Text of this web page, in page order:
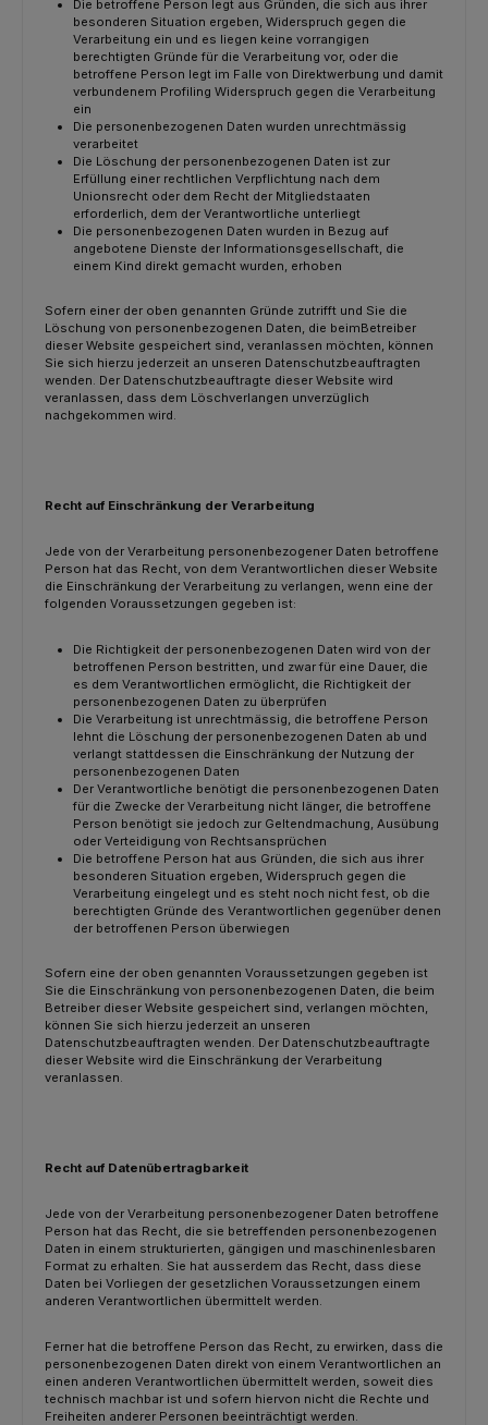
Die betroffene Person legt aus Gründen, die sich aus ihrer
besonderen Situation ergeben, Widerspruch gegen die
Verarbeitung ein und es liegen keine vorrangigen
berechtigten Gründe für die Verarbeitung vor, oder die
betroffene Person legt im Falle von Direktwerbung und damit
verbundenem Profiling Widerspruch gegen die Verarbeitung
ein
Die personenbezogenen Daten wurden unrechtmässig
verarbeitet
Die Löschung der personenbezogenen Daten ist zur
Erfüllung einer rechtlichen Verpflichtung nach dem
Unionsrecht oder dem Recht der Mitgliedstaaten
erforderlich, dem der Verantwortliche unterliegt
Die personenbezogenen Daten wurden in Bezug auf
angebotene Dienste der Informationsgesellschaft, die
einem Kind direkt gemacht wurden, erhoben
Sofern einer der oben genannten Gründe zutrifft und Sie die
Löschung von personenbezogenen Daten, die beimBetreiber
dieser Website gespeichert sind, veranlassen möchten, können
Sie sich hierzu jederzeit an unseren Datenschutzbeauftragten
wenden. Der Datenschutzbeauftragte dieser Website wird
veranlassen, dass dem Löschverlangen unverzüglich
nachgekommen wird.
Recht auf Einschränkung der Verarbeitung
Jede von der Verarbeitung personenbezogener Daten betroffene
Person hat das Recht, von dem Verantwortlichen dieser Website
die Einschränkung der Verarbeitung zu verlangen, wenn eine der
folgenden Voraussetzungen gegeben ist:
Die Richtigkeit der personenbezogenen Daten wird von der
betroffenen Person bestritten, und zwar für eine Dauer, die
es dem Verantwortlichen ermöglicht, die Richtigkeit der
personenbezogenen Daten zu überprüfen
Die Verarbeitung ist unrechtmässig, die betroffene Person
lehnt die Löschung der personenbezogenen Daten ab und
verlangt stattdessen die Einschränkung der Nutzung der
personenbezogenen Daten
Der Verantwortliche benötigt die personenbezogenen Daten
für die Zwecke der Verarbeitung nicht länger, die betroffene
Person benötigt sie jedoch zur Geltendmachung, Ausübung
oder Verteidigung von Rechtsansprüchen
Die betroffene Person hat aus Gründen, die sich aus ihrer
besonderen Situation ergeben, Widerspruch gegen die
Verarbeitung eingelegt und es steht noch nicht fest, ob die
berechtigten Gründe des Verantwortlichen gegenüber denen
der betroffenen Person überwiegen
Sofern eine der oben genannten Voraussetzungen gegeben ist
Sie die Einschränkung von personenbezogenen Daten, die beim
Betreiber dieser Website gespeichert sind, verlangen möchten,
können Sie sich hierzu jederzeit an unseren
Datenschutzbeauftragten wenden. Der Datenschutzbeauftragte
dieser Website wird die Einschränkung der Verarbeitung
veranlassen.
Recht auf Datenübertragbarkeit
Jede von der Verarbeitung personenbezogener Daten betroffene
Person hat das Recht, die sie betreffenden personenbezogenen
Daten in einem strukturierten, gängigen und maschinenlesbaren
Format zu erhalten. Sie hat ausserdem das Recht, dass diese
Daten bei Vorliegen der gesetzlichen Voraussetzungen einem
anderen Verantwortlichen übermittelt werden.
Ferner hat die betroffene Person das Recht, zu erwirken, dass die
personenbezogenen Daten direkt von einem Verantwortlichen an
einen anderen Verantwortlichen übermittelt werden, soweit dies
technisch machbar ist und sofern hiervon nicht die Rechte und
Freiheiten anderer Personen beeinträchtigt werden.